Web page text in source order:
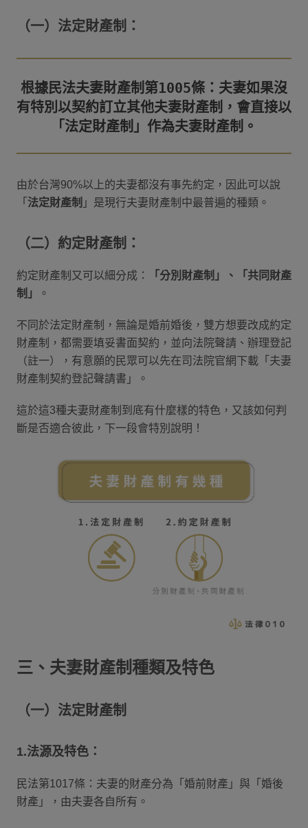
（一）法定財產制：
根據民法夫妻財產制第1005條：夫妻如果沒
有特別以契約訂立其他夫妻財產制，會直接以
由於台灣90%以上的夫妻都沒有事先約定，因此可以說
「 法定財產制 」是現行夫妻財產制中最普遍的種類。
（二）約定財產制：
約定財產制又可以細分成：
「分別財產制」、「共同財產
制」
。
不同於法定財產制，無論是婚前婚後，雙方想要改成約定
財產制，都需要填妥書面契約，並向法院聲請、辦理登記
（註一），有意願的民眾可以先在司法院官網下載「夫妻
財產制契約登記聲請書」。
這於這3種夫妻財產制到底有什麼樣的特色，又該如何判
斷是否適合彼此，下一段會特別說明！
三、夫妻財產制種類及特色
（一）法定財產制
1.法源及特色：
民法第1017條：夫妻的財產分為「婚前財產」與「婚後
財產」，由夫妻各自所有。